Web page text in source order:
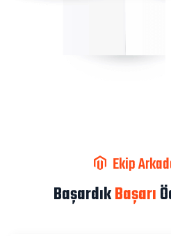
Ekip
BaşardıkBaşarı